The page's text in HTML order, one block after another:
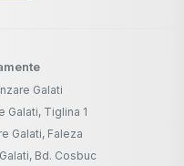
Galati
Galati, Tiglina 1
Galati, Faleza
Bd. Cosbuc